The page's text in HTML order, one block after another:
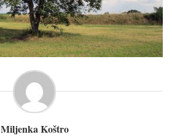
Miljenka Koštro